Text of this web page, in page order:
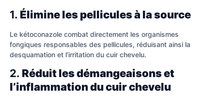
1. Élimine les pellicules à la source
Le kétoconazole combat directement les organismes
fongiques responsables des pellicules, réduisant ainsi la
desquamation et l’irritation du cuir chevelu.
2. Réduit les démangeaisons et
l’inflammation du cuir chevelu